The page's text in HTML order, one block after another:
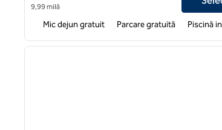
9,99 milă
Mic dejun gratuit Parcare gratuită Piscină
1 din 12